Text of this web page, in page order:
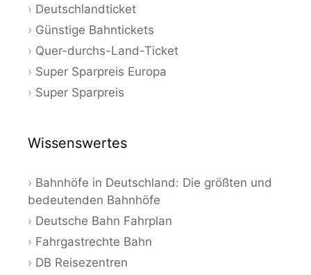
Deutschlandticket
Günstige Bahntickets
Quer-durchs-Land-Ticket
Super Sparpreis Europa
Super Sparpreis
Wissenswertes
Bahnhöfe in Deutschland: Die größten und
bedeutenden Bahnhöfe
Deutsche Bahn Fahrplan
Fahrgastrechte Bahn
DB Reisezentren